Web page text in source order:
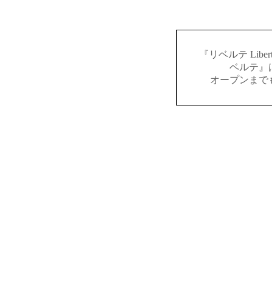
『リベルテ
ベルテ』
オープンまで